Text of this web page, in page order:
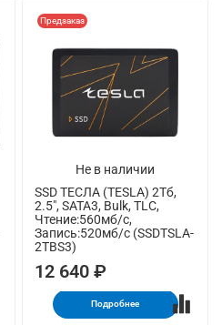
Не в наличии
Предзаказ
SSD ТЕСЛА (TESLA) 2Тб,
2.5", SATA3, Bulk, TLC,
Чтение:560мб/с,
Запись:520мб/с (SSDTSLA-
2TBS3)
12 640 ₽
Подробнее